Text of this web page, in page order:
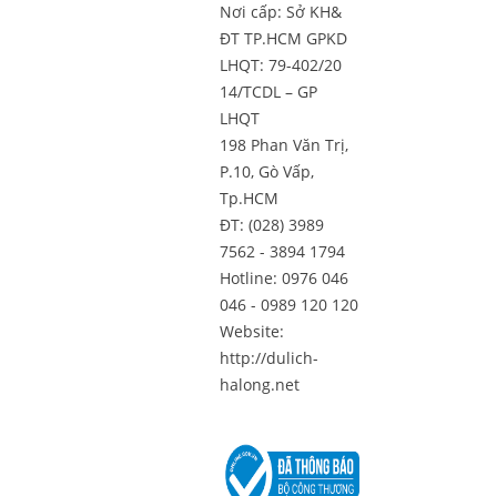
Nơi cấp: Sở KH&
ĐT TP.HCM GPKD
LHQT: 79-402/20
14/TCDL – GP
LHQT
198 Phan Văn Trị,
P.10, Gò Vấp,
Tp.HCM
ĐT: (028) 3989
7562 - 3894 1794
Hotline: 0976 046
046 - 0989 120 120
Website:
http://dulich-
halong.net